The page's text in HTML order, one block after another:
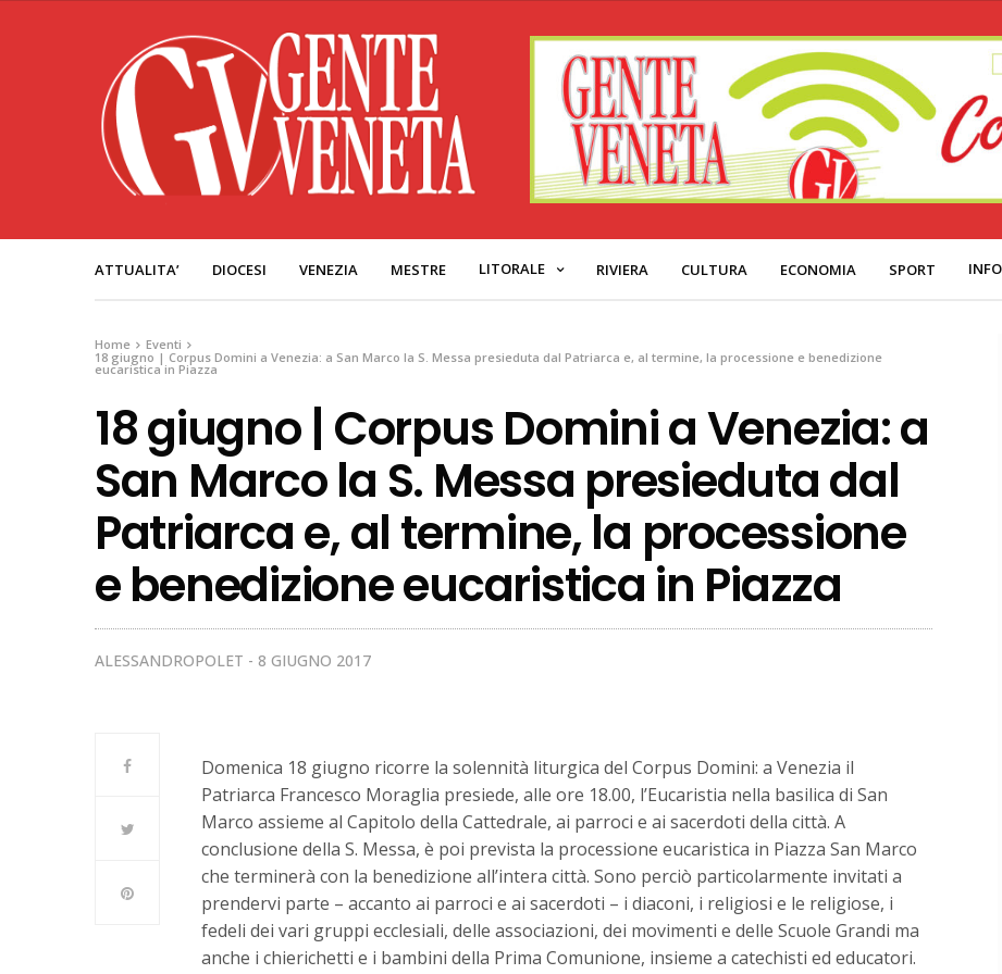
ATTUALITA’ DIOCESI VENEZIA MESTRE LITORALE RIVIERA CULTURA ECONOMIA SPORT INFO
Home
Eventi
18 giugno | Corpus Domini a Venezia: a San Marco la S. Messa presieduta dal Patriarca e, al termine, la processione e benedizione
eucaristica in Piazza
18 giugno | Corpus Domini a Venezia: a
San Marco la S. Messa presieduta dal
Patriarca e, al termine, la processione
e benedizione eucaristica in Piazza
ALESSANDROPOLET 8 GIUGNO 2017
Domenica 18 giugno ricorre la solennità liturgica del Corpus Domini: a Venezia il
Patriarca Francesco Moraglia presiede, alle ore 18.00, l’Eucaristia nella basilica di San
Marco assieme al Capitolo della Cattedrale, ai parroci e ai sacerdoti della città. A
conclusione della S. Messa, è poi prevista la processione eucaristica in Piazza San Marco
che terminerà con la benedizione all’intera città. Sono perciò particolarmente invitati a
prendervi parte – accanto ai parroci e ai sacerdoti – i diaconi, i religiosi e le religiose, i
fedeli dei vari gruppi ecclesiali, delle associazioni, dei movimenti e delle Scuole Grandi ma
anche i chierichetti e i bambini della Prima Comunione, insieme a catechisti ed educatori.